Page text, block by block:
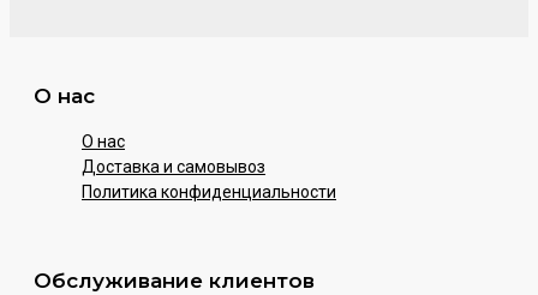
О нас
О нас
Доставка и самовывоз
Политика конфиденциальности
Обслуживание клиентов